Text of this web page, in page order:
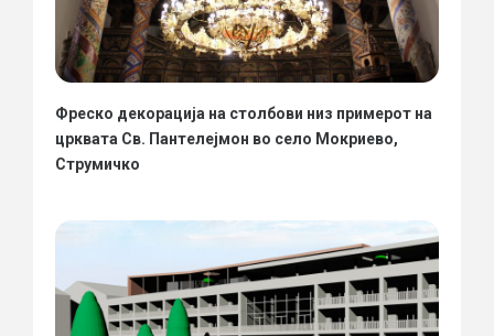
Фреско декорација на столбови низ примерот на
црквата Св. Пантелејмон во село Мокриево,
Струмичко